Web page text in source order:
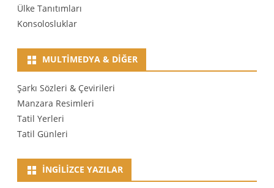
Ülke Tanıtımları
Konsolosluklar
MULTIMEDYA & DIĞER
Şarkı Sözleri & Çevirileri
Manzara Resimleri
Tatil Yerleri
Tatil Günleri
İNGILIZCE YAZILAR